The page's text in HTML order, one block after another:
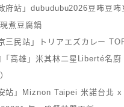
府站」dubudubu2026豆咘豆咘
煮豆腐鍋
三民站」トリアエズカレー
高雄」米其林二星Liberté名廚
站」Miznon Taipei 米諾台北 x